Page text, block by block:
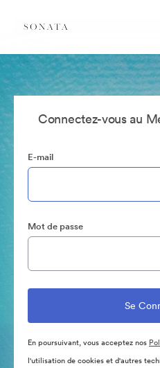
Connectez-vous au
E-mail
Mot de passe
En poursuivant, vous acceptez nos
l'utilisation de cookies et d'autres